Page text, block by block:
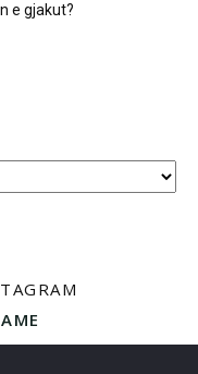
e gjakut?